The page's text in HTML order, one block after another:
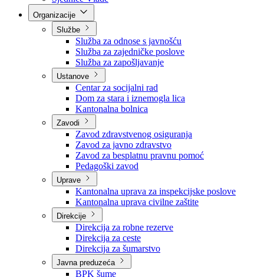
Ured Vlade i Premijera
Nadležnosti
Sjednice Vlade
Službe
Služba za odnose s javnošću
Služba za zajedničke poslove
Služba za zapošljavanje
Ustanove
Centar za socijalni rad
Dom za stara i iznemogla lica
Kantonalna bolnica
Zavodi
Zavod zdravstvenog osiguranja
Zavod za javno zdravstvo
Zavod za besplatnu pravnu pomoć
Pedagoški zavod
Uprave
Kantonalna uprava za inspekcijske poslove
Kantonalna uprava civilne zaštite
Direkcije
Direkcija za robne rezerve
Direkcija za ceste